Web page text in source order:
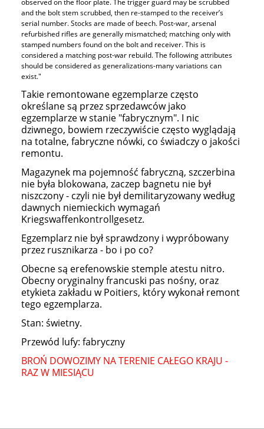
and the bolt stem scrubbed, then re-stamped to the receiver’s
serial number. Stocks are made of beech. Post-war, arsenal
refurbished rifles are generally mismatched; matching only with
stamped numbers found on the bolt and receiver. This is
considered a matching post-war rebuild. The following attributes
should be considered as generalizations-many variations can
exist."
Takie remontowane egzemplarze często
określane są przez sprzedawców jako
egzemplarze w stanie "fabrycznym". I nic
dziwnego, bowiem rzeczywiście często wyglądają
na totalne, fabryczne nówki, co świadczy o jakości
remontu.
Magazynek ma pojemność fabryczną, szczerbina
nie była blokowana, zaczep bagnetu nie był
niszczony - czyli nie był demilitaryzowany według
dawnych niemieckich wymagań
Kriegswaffenkontrollgesetz.
Egzemplarz nie był sprawdzony i wypróbowany
przez rusznikarza - bo i po co?
Obecne są erefenowskie stemple atestu nitro.
Obecny oryginalny francuski pas nośny, oraz
etykieta zakładu w Poitiers, który wykonał remont
tego egzemplarza.
Stan: świetny.
Przewód lufy: fabryczny
BROŃ DOWOZIMY NA TERENIE CAŁEGO KRAJU -
RAZ W MIESIĄCU